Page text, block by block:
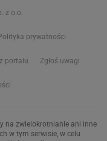
z o.o.
prywatności
portalu Zgłoś uwagi
na zwielokrotnianie ani inne
w tym serwisie, w celu